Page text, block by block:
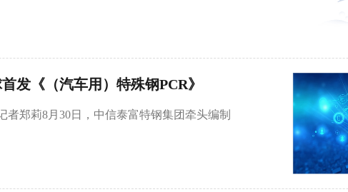
发《（汽车用）特殊钢PCR》
者郑莉8月30日，中信泰富特钢集团牵头编制